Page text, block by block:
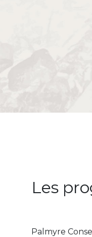
titre
Les
Texte
Palmyre